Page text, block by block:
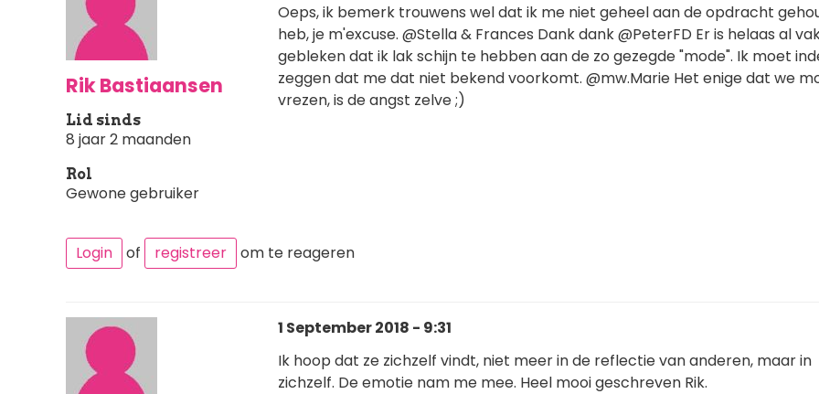
Rik Bastiaansen
Lid sinds
8 jaar 2 maanden
Rol
Gewone gebruiker
Oeps, ik bemerk trouwens wel dat ik me niet geheel aan de opdracht
heb, je m'excuse. @Stella & Frances Dank dank @PeterFD Er is helaas al
gebleken dat ik lak schijn te hebben aan de zo gezegde "mode". Ik moet
zeggen dat me dat niet bekend voorkomt. @mw.Marie Het enige dat we
vrezen, is de angst zelve ;)
Login of registreer om te reageren
1 September 2018 - 9:31
Ik hoop dat ze zichzelf vindt, niet meer in de reflectie van anderen, maar in
zichzelf. De emotie nam me mee. Heel mooi geschreven Rik.